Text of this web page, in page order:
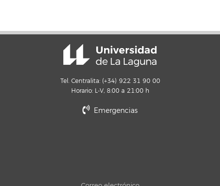
Tel. Centralita: (+34) 922 31 90 00
Horario: L-V, 8:00 a 21:00 h
Emergencias